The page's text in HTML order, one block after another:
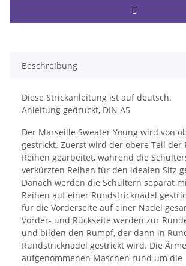
Beschreibung
Diese Strickanleitung ist auf deutsch.
Anleitung gedruckt, DIN A5
Der Marseille Sweater Young wird von
gestrickt. Zuerst wird der obere Teil der
Reihen gearbeitet, während die
verkürzten Reihen für den idealen Sitz
Danach werden die Schultern separat
Reihen auf einer Rundstricknadel
für die Vorderseite auf einer Nadel
Vorder- und Rückseite werden zur
und bilden den Rumpf, der dann in
Rundstricknadel gestrickt wird. Die
aufgenommenen Maschen rund um die